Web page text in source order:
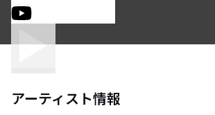
アーティスト情報